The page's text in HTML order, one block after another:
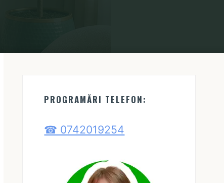
PROGRAMĂRI TELEFON:
☎ 0742019254